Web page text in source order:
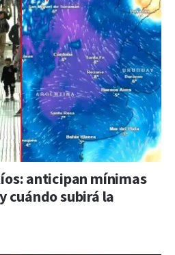
anticipan mínimas
cuándo subirá la